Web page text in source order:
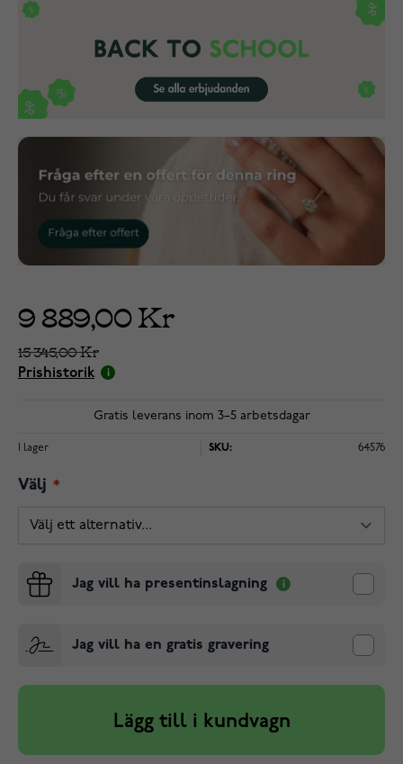
9 889,00 Kr
15 345,00 Kr
Prishistorik
Gratis leverans inom 3–5 arbetsdagar
I lager SKU: 64576
Välj
Jag vill ha presentinslagning
Jag vill ha en gratis gravering
Lägg till i kundvagn